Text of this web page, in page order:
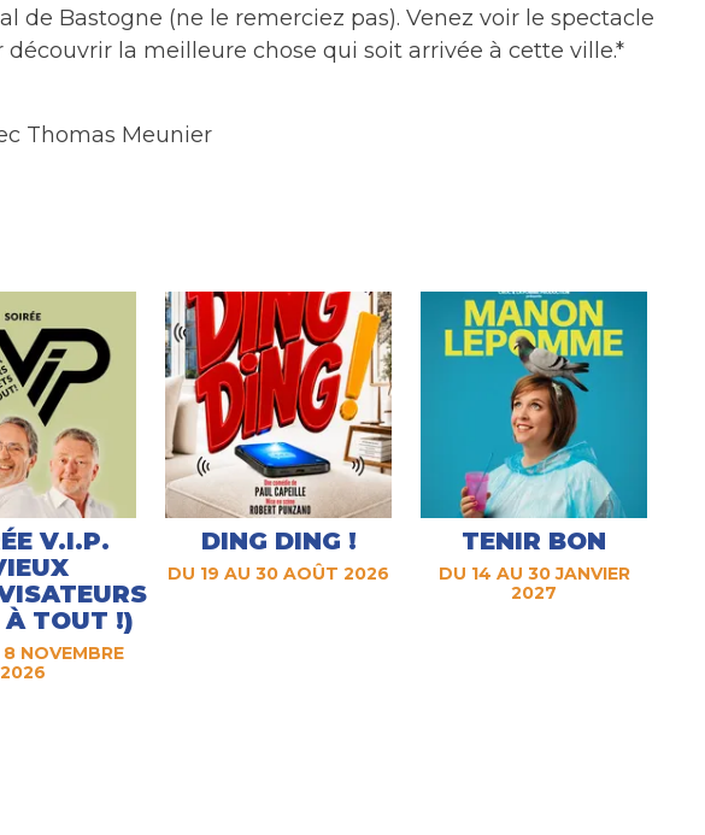
de Bastogne (ne le remerciez pas). Venez voir le spectacle
découvrir la meilleure chose qui soit arrivée à cette ville.*
Thomas Meunier
V.I.P.
À TOUT !)
NOVEMBRE
2026
DING DING !
DU 19 AU 30 AOÛT 2026
TENIR BON
DU 14 AU 30 JANVIER
2027